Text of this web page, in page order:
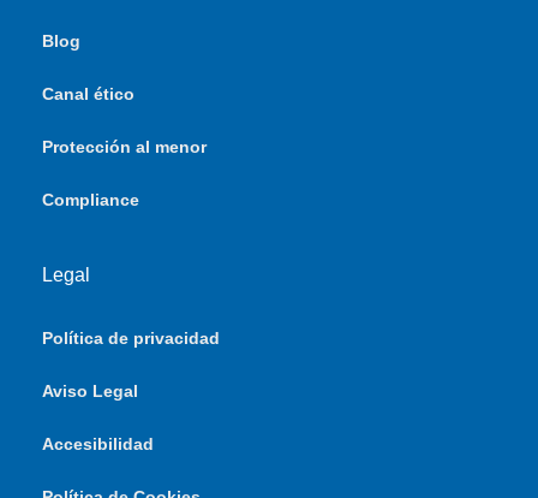
Blog
Canal ético
Protección al menor
Compliance
Legal
Política de privacidad
Aviso Legal
Accesibilidad